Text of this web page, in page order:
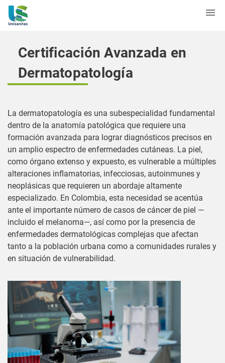
Certificación Avanzada en
Dermatopatología
La dermatopatología es una subespecialidad fundamental
dentro de la anatomía patológica que requiere una
formación avanzada para lograr diagnósticos precisos en
un amplio espectro de enfermedades cutáneas. La piel,
como órgano extenso y expuesto, es vulnerable a múltiples
alteraciones inflamatorias, infecciosas, autoinmunes y
neoplásicas que requieren un abordaje altamente
especializado. En Colombia, esta necesidad se acentúa
ante el importante número de casos de cáncer de piel —
incluido el melanoma—, así como por la presencia de
enfermedades dermatológicas complejas que afectan
tanto a la población urbana como a comunidades rurales y
en situación de vulnerabilidad.